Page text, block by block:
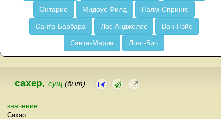
Онтарио Мидоус-Филд Палм-Спрингс
Санта-Барбара Лос-Анджелес Ван-Нэйс
Санта-Мария Лонг-Бич
сахер, сущ (быт)
значение:
Сахар.